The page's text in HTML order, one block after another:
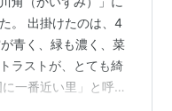
。 出掛けたのは、4
青く、緑も濃く、菜
ラストが、とても綺
一番近い里」と呼ば